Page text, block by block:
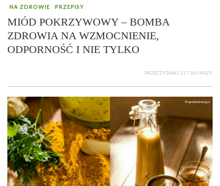
NA ZDROWIE PRZEPISY
MIÓD POKRZYWOWY – BOMBA
ZDROWIA NA WZMOCNIENIE,
ODPORNOŚĆ I NIE TYLKO
PRZECZYTANO 117 165 RAZY